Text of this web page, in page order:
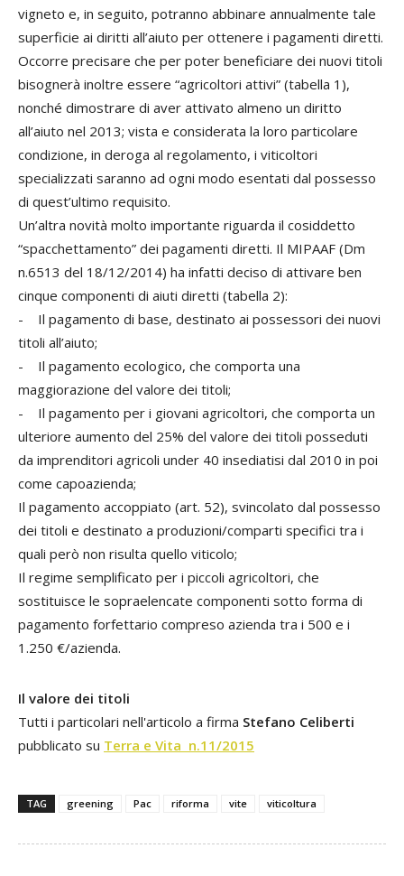
vigneto e, in seguito, potranno abbinare annualmente tale
superficie ai diritti all’aiuto per ottenere i pagamenti diretti.
Occorre precisare che per poter beneficiare dei nuovi titoli
bisognerà inoltre essere “agricoltori attivi” (tabella 1),
nonché dimostrare di aver attivato almeno un diritto
all’aiuto nel 2013; vista e considerata la loro particolare
condizione, in deroga al regolamento, i viticoltori
specializzati saranno ad ogni modo esentati dal possesso
di quest’ultimo requisito.
Un’altra novità molto importante riguarda il cosiddetto
“spacchettamento” dei pagamenti diretti. Il MIPAAF (Dm
n.6513 del 18/12/2014) ha infatti deciso di attivare ben
cinque componenti di aiuti diretti (tabella 2):
- Il pagamento di base, destinato ai possessori dei nuovi
titoli all’aiuto;
- Il pagamento ecologico, che comporta una
maggiorazione del valore dei titoli;
- Il pagamento per i giovani agricoltori, che comporta un
ulteriore aumento del 25% del valore dei titoli posseduti
da imprenditori agricoli under 40 insediatisi dal 2010 in poi
come capoazienda;
Il pagamento accoppiato (art. 52), svincolato dal possesso
dei titoli e destinato a produzioni/comparti specifici tra i
quali però non risulta quello viticolo;
Il regime semplificato per i piccoli agricoltori, che
sostituisce le sopraelencate componenti sotto forma di
pagamento forfettario compreso azienda tra i 500 e i
1.250 €/azienda.
Il valore dei titoli
Tutti i particolari nell'articolo a firma Stefano Celiberti
pubblicato su Terra e Vita n.11/2015
TAG greening Pac riforma vite viticoltura